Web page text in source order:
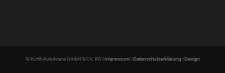
© Kurth Autokrane GmbH & Co. KG | Impressum| Datenschutzerklärung | Design